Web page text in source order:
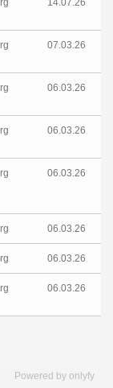
Powered by onlyfy